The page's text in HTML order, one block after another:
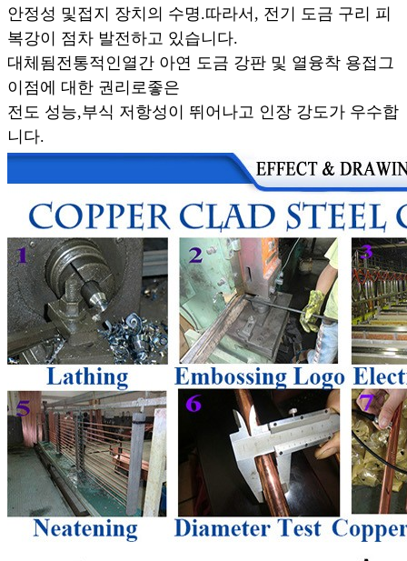
안정성 및접지 장치의 수명.따라서, 전기 도금 구리 피
복강이 점차 발전하고 있습니다.
대체됨 전통적인열간 아연 도금 강판 및 열융착 용접 그
이점에 대한 권리로좋은
전도 성능,부식 저항성이 뛰어나고 인장 강도가 우수합
니다.